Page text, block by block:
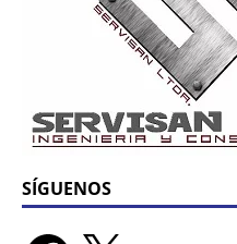
SÍGUENOS